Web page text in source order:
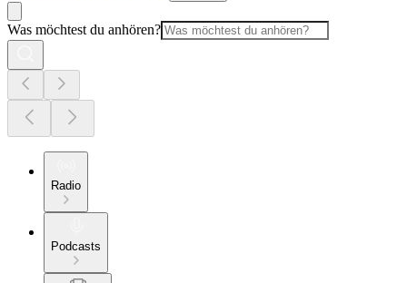
Was möchtest du anhören?
Radio
Podcasts